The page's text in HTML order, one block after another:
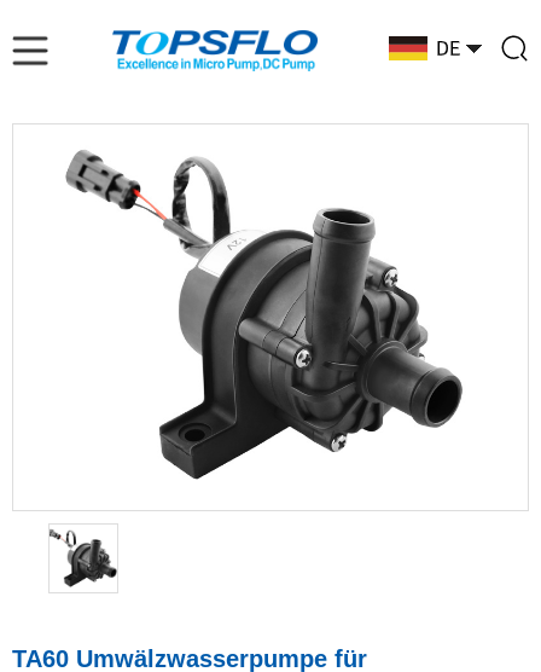
TA60 Umwälzwasserpumpe für